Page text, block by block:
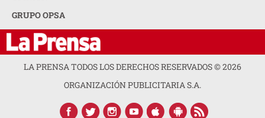
GRUPO OPSA
LA PRENSA TODOS LOS DERECHOS RESERVADOS ©2026
ORGANIZACIÓN PUBLICITARIA S.A.